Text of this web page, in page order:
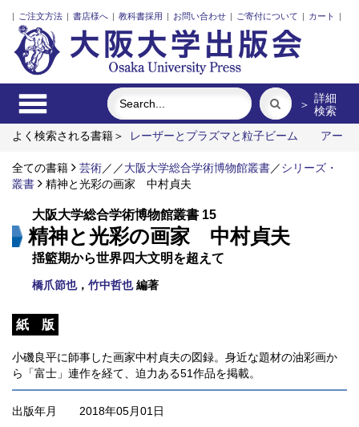
| ご注文方法 | 書店様へ | 教科書採用 | お問い合わせ | ご寄付について | カート |
＞ 詳細
検索
よく検索される書籍＞
レーザーとプラズマと粒子ビーム
アー
料電池要素材料・水素貯蔵材料の知的設計
対抗文化史
〔オン
デマンド版〕対抗文化史
全ての書籍 芸術／ ／大阪大学総合学術博物館叢書／シリーズ・
叢書
精神と光彩の画家 中村貞夫
大阪大学総合学術博物館叢書 15
精神と光彩の画家 中村貞夫
揺籃期から世界四大文明を超えて
橋爪節也， 竹中哲也編著
紙 版
小磯良平に師事した画家中村貞夫の図録。身近な題材の油彩画か
ら「富士」連作を経て、迫力ある51作品を掲載。
出版年月
2018年05月01日